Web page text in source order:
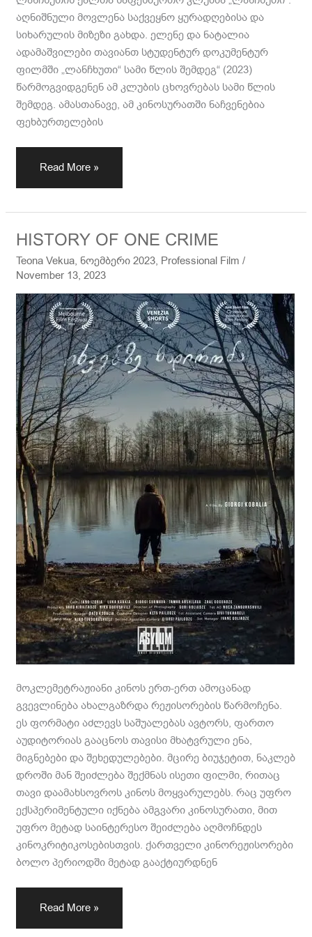
აღნიშნული მოვლენა საქვეყნო ყურადღებისა და
სიხარულის მიზეზი გახდა. ელენე და ნატალია
ადამაშვილები თავიანთ სტუდენტურ დოკუმენტურ
ფილმში „ლანჩხუთი“ სამი წლის შემდეგ“ (2023)
წარმოგვიდგენენ ამ კლუბის ცხოვრებას სამი წლის
შემდეგ. ამასთანავე, ამ კინოსურათში ნაჩვენებია
ფეხბურთელების
Read More »
HISTORY OF ONE CRIME
Teona Vekua, ნოემბერი 2023, Professional Film /
November 13, 2023
მოკლემეტრაჟიანი კინოს ერთ-ერთ ამოცანად
გვევლინება ახალგაზრდა რეჟისორების წარმოჩენა.
ეს ფორმატი აძლევს საშუალებას ავტორს, ფართო
აუდიტორიას გააცნოს თავისი მხატვრული ენა,
მიგნებები და შეხედულებები. მცირე ბიუჯეტით, ნაკლებ
დროში მან შეიძლება შექმნას ისეთი ფილმი, რითაც
თავი დაამახსოვროს კინოს მოყვარულებს. რაც უფრო
ექსპერიმენტული იქნება ამგვარი კინოსურათი, მით
უფრო მეტად საინტერესო შეიძლება აღმოჩნდეს
კინოკრიტიკოსებისთვის. ქართველი კინორეჟისორები
ბოლო პერიოდში მეტად გააქტიურდნენ
HISTORY
OF
ONE
Read More »